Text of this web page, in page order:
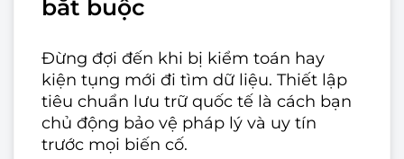
bắt buộc
Đừng đợi đến khi bị kiểm toán hay
kiện tụng mới đi tìm dữ liệu. Thiết lập
tiêu chuẩn lưu trữ quốc tế là cách bạn
chủ động bảo vệ pháp lý và uy tín
trước mọi biến cố.